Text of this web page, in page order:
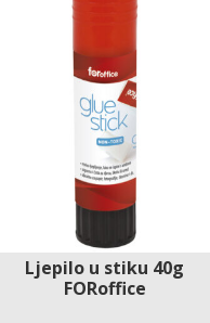
Ljepilo u stiku 40g
FORoffice